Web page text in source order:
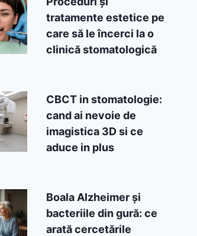
tratamente estetice pe
care să le încerci la o
clinică stomatologică
CBCT in stomatologie:
cand ai nevoie de
imagistica 3D si ce
aduce in plus
Boala Alzheimer și
bacteriile din gură: ce
arată cercetările